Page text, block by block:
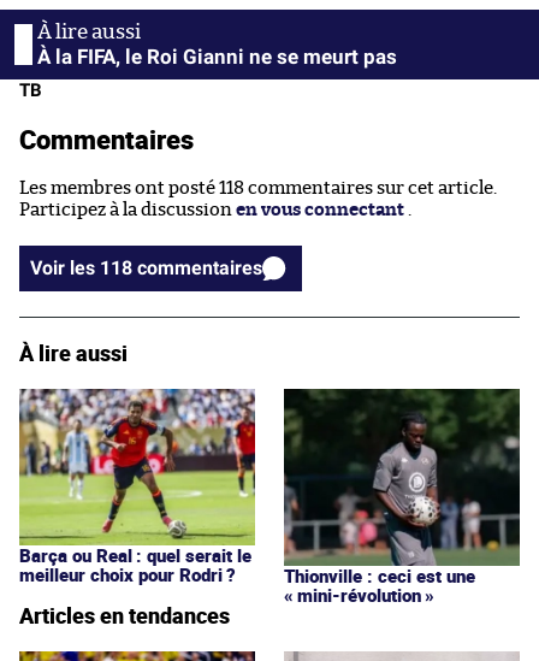
À la FIFA, le Roi Gianni ne se meurt pas
TB
Commentaires
Les membres ont posté 118 commentaires sur cet article.
Participez à la discussion en vous connectant .
Voir les 118 commentaires
À lire aussi
Barça ou Real : quel serait le
meilleur choix pour Rodri ?
Thionville : ceci est une
« mini-révolution »
Articles en tendances